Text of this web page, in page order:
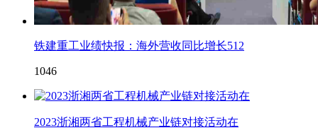
铁建重工业绩快报：海外营收同比增长512
1046
2023浙湘两省工程机械产业链对接活动在